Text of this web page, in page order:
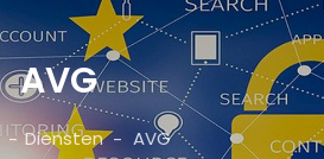
AVG
Diensten AVG